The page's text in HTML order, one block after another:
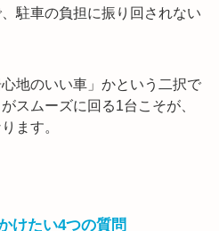
駐車の負担に振り回されない
地のいい車」かという二択で
スムーズに回る1台こそが、
ます。
けたい4つの質問